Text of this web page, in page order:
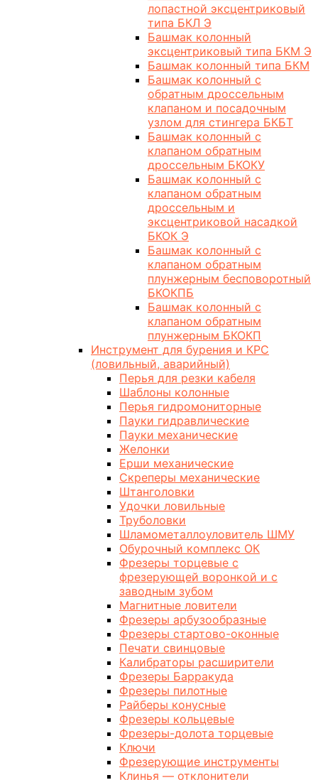
лопастной эксцентриковый
типа БКЛ Э
Башмак колонный
эксцентриковый типа БКМ Э
Башмак колонный типа БКМ
Башмак колонный с
обратным дроссельным
клапаном и посадочным
узлом для стингера БКБТ
Башмак колонный с
клапаном обратным
дроссельным БКОКУ
Башмак колонный с
клапаном обратным
дроссельным и
эксцентриковой насадкой
БКОК Э
Башмак колонный с
клапаном обратным
плунжерным бесповоротный
БКОКПБ
Башмак колонный с
клапаном обратным
плунжерным БКОКП
Инструмент для бурения и КРС
(ловильный, аварийный)
Перья для резки кабеля
Шаблоны колонные
Перья гидромониторные
Пауки гидравлические
Пауки механические
Желонки
Ерши механические
Скреперы механические
Штанголовки
Удочки ловильные
Труболовки
Шламометаллоуловитель ШМУ
Обурочный комплекс ОК
Фрезеры торцевые с
фрезерующей воронкой и с
заводным зубом
Магнитные ловители
Фрезеры арбузообразные
Фрезеры стартово-оконные
Печати свинцовые
Калибраторы расширители
Фрезеры Барракуда
Фрезеры пилотные
Райберы конусные
Фрезеры кольцевые
Фрезеры-долота торцевые
Ключи
Фрезерующие инструменты
Клинья — отклонители